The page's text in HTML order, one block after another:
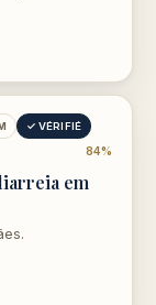
✓ VÉRIFIÉ
84%
em